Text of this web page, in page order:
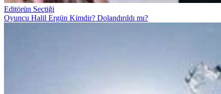
Editörün Seçtiği
Oyuncu Halil Ergün Kimdir? Dolandırıldı mı?